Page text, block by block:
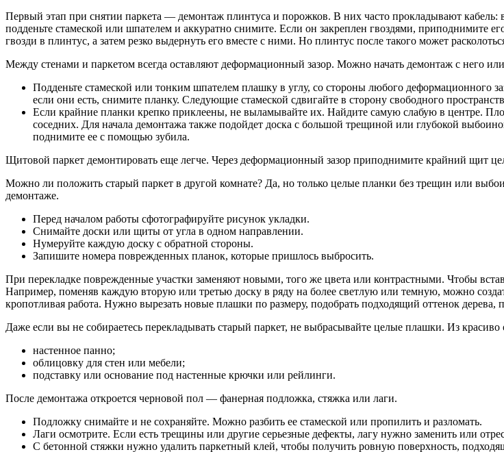
Первый этап при снятии паркета — демонтаж плинтуса и порожков. В них часто прокладывают
подденьте стамеской или шпателем и аккуратно снимите. Если он закреплен гвоздями, приподнимите
гвозди в плинтус, а затем резко выдернуть его вместе с ними. Но плинтус после такого может
Между стенами и паркетом всегда оставляют деформационный зазор. Можно начать демонтаж с него
Подденьте стамеской или тонким шпателем плашку в углу, со стороны любого деформационного
если они есть, снимите планку. Следующие стамеской сдвигайте в сторону свободного
Если крайние планки крепко приклеены, не выламывайте их. Найдите самую слабую в центре.
соседних. Для начала демонтажа также подойдет доска с большой трещиной или глубокой
поднимите ее с помощью зубила.
Щитовой паркет демонтировать еще легче. Через деформационный зазор приподнимите крайний щит
Можно ли положить старый паркет в другой комнате? Да, но только целые планки без трещин или
демонтаже.
Перед началом работы сфотографируйте рисунок укладки.
Снимайте доски или щиты от угла в одном направлении.
Нумеруйте каждую доску с обратной стороны.
Запишите номера поврежденных планок, которые пришлось выбросить.
При перекладке поврежденные участки заменяют новыми, того же цвета или контрастными. Чтобы
Например, поменяв каждую вторую или третью доску в ряду на более светлую или темную, можно
кропотливая работа. Нужно вырезать новые плашки по размеру, подобрать подходящий оттенок
Даже если вы не собираетесь перекладывать старый паркет, не выбрасывайте целые плашки. Из красиво
настенное панно;
облицовку для стен или мебели;
подставку или основание под настенные крючки или рейлинги.
После демонтажа откроется черновой пол — фанерная подложка, стяжка или лаги.
Подложку снимайте и не сохраняйте. Можно разбить ее стамеской или пропилить и разломать.
Лаги осмотрите. Если есть трещины или другие серьезные дефекты, лагу нужно заменить или
С бетонной стяжки нужно удалить паркетный клей, чтобы получить ровную поверхность,